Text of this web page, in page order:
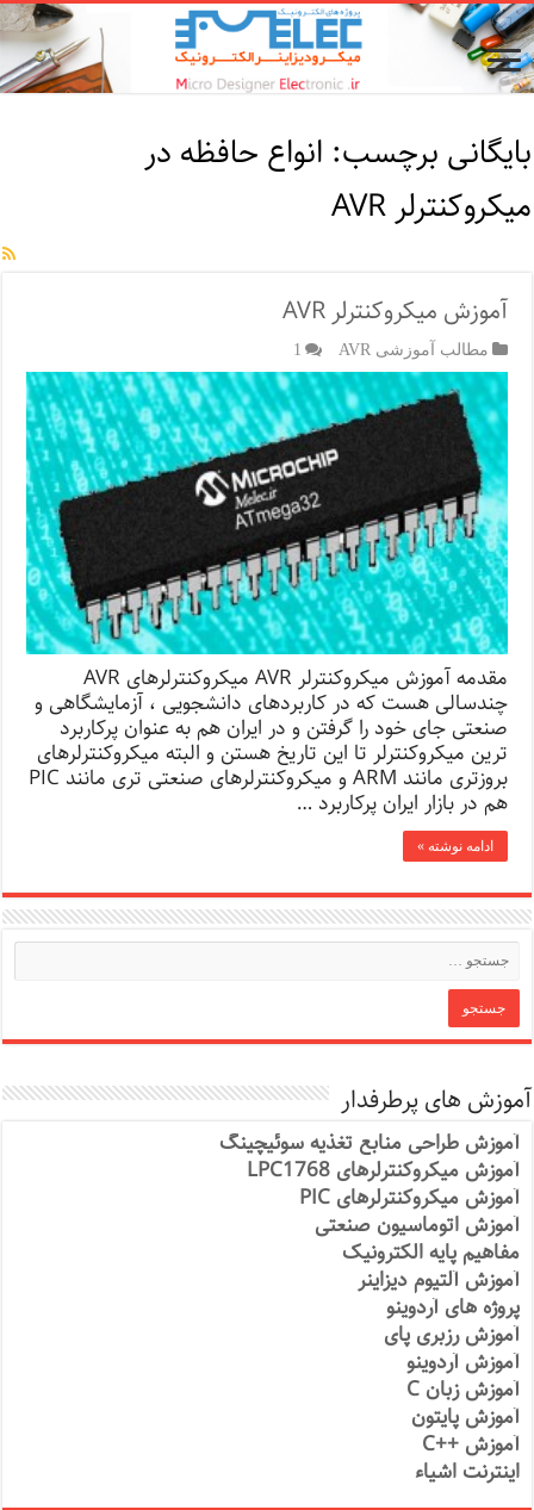
بایگانی برچسب: انواع حافظه در
میکروکنترلر AVR
آموزش میکروکنترلر AVR
مطالب آموزشی AVR 1
مقدمه آموزش میکروکنترلر AVR میکروکنترلرهای AVR
چندسالی هست که در کاربردهای دانشجویی ، آزمایشگاهی و
صنعتی جای خود را گرفتن و در ایران هم به عنوان پرکاربرد
ترین میکروکنترلر تا این تاریخ هستن و البته میکروکنترلرهای
بروزتری مانند ARM و میکروکنترلرهای صنعتی تری مانند PIC
هم در بازار ایران پرکاربرد …
ادامه نوشته »
آموزش های پرطرفدار
آموزش طراحی منابع تغذیه سوئیچینگ
آموزش میکروکنترلرهای LPC1768
آموزش میکروکنترلرهای PIC
آموزش اتوماسیون صنعتی
مفاهیم پایه الکترونیک
آموزش آلتیوم دیزاینر
پروژه های آردوینو
آموزش رزبری پای
آموزش آردوینو
آموزش زبان C
آموزش پایتون
آموزش ++C
اینترنت اشیاء